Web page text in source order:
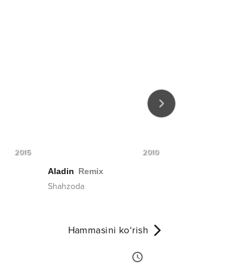
2015 2010
Aladin Remix
Shahzoda
Hammasini ko‘rish